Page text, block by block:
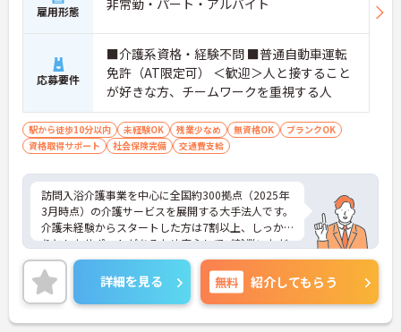
雇用形態
応募要件
■介護系資格・経験不問 ■普通自動車運転
免許（AT限定可） ＜歓迎＞人と接すること
が好きな方、チームワークを重視する人
駅から徒歩10分以内 未経験OK 残業少なめ 無資格OK
ブランクOK
資格取得サポート
社会保険完備 交通費支給
訪問入浴介護事業を中心に全国約300拠点（2025年
3月時点）の介護サービスを展開する大手法人です。
介護未経験からスタートした方は7割以上、しっか
りとしたサポートがあるため安心してご就業いただ
けます。お風呂に入れなくて困っている方に、手を
差し伸べてあげられるとてもやりがいのあるお仕事
です。ご興味ある方には、面接対策ポイントなど、
さらに詳細をお話しいたしますのでお気軽にご相談
ください！
詳細を見る 無料 紹介してもらう